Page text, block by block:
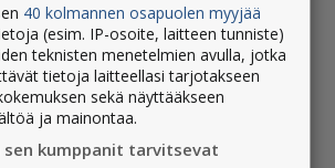
40 kolmannen osapuolen myyjää
(esim. IP-osoite, laitteen tunniste)
teknisten menetelmien avulla, jotka
tietoja laitteellasi tarjotakseen
sekä näyttääkseen
ja mainontaa.
sen kumppanit tarvitsevat